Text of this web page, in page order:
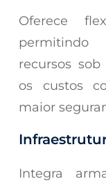
Oferece
recursos
os custos
maior
Integra